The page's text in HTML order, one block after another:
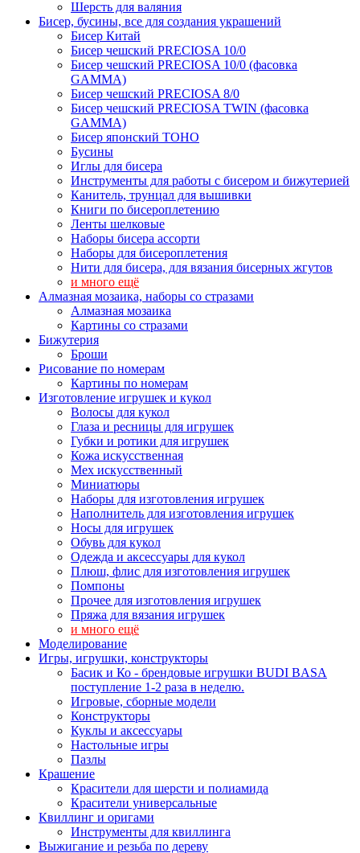
Шерсть для валяния
Бисер, бусины, все для создания украшений
Бисер Китай
Бисер чешский PRECIOSA 10/0
Бисер чешский PRECIOSA 10/0 (фасовка
GAMMA)
Бисер чешский PRECIOSA 8/0
Бисер чешский PRECIOSA TWIN (фасовка
GAMMA)
Бисер японский TOHO
Бусины
Иглы для бисера
Инструменты для работы с бисером и бижутерией
Канитель, трунцал для вышивки
Книги по бисероплетению
Ленты шелковые
Наборы бисера ассорти
Наборы для бисероплетения
Нити для бисера, для вязания бисерных жгутов
и много ещё
Алмазная мозаика, наборы со стразами
Алмазная мозаика
Картины co стразами
Бижутерия
Броши
Рисование по номерам
Картины по номерам
Изготовление игрушек и кукол
Волосы для кукол
Глаза и ресницы для игрушек
Губки и ротики для игрушек
Кожа искусственная
Мех искусственный
Миниатюры
Наборы для изготовления игрушек
Наполнитель для изготовления игрушек
Носы для игрушек
Обувь для кукол
Одежда и аксессуары для кукол
Плюш, флис для изготовления игрушек
Помпоны
Прочее для изготовления игрушек
Пряжа для вязания игрушек
и много ещё
Моделирование
Игры, игрушки, конструкторы
Басик и Ко - брендовые игрушки BUDI BASA
поступление 1-2 раза в неделю.
Игровые, сборные модели
Конструкторы
Куклы и аксессуары
Настольные игры
Пазлы
Крашение
Красители для шерсти и полиамида
Красители универсальные
Квиллинг и оригами
Инструменты для квиллинга
Выжигание и резьба по дереву